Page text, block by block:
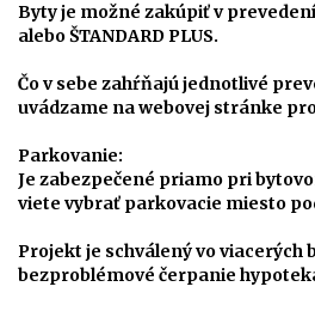
Byty je možné zakúpiť v prevedení
alebo ŠTANDARD PLUS.
Čo v sebe zahŕňajú jednotlivé
uvádzame na webovej stránke
Parkovanie:
Je zabezpečené priamo pri
viete vybrať parkovacie miesto
Projekt je schválený vo viacerých
bezproblémové čerpanie